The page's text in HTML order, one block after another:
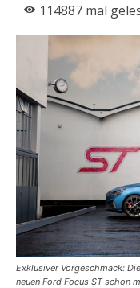
114887 mal
Exklusiver Vorgeschmack:
neuen Ford Focus ST schon